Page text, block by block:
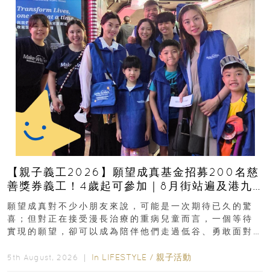
【親子義工2026】願望成真基金招募200名慈
善獎券義工！4歲起可參加｜8月街站遍及港九
新界
願望成真對不少小朋友來說，可能是一次期待已久的驚
喜；但對正在接受漫長治療的重病兒童而言，一個等待
實現的願望，卻可以成為陪伴他們走過低谷、勇敢面對
5th August, 2026 ｜ In LIFESTYLE / 親子活動